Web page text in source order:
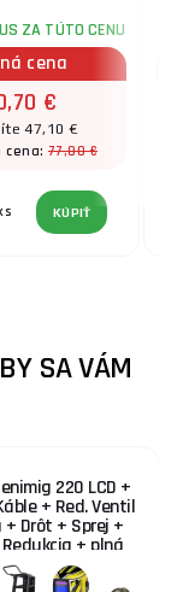
ZA TÚTO CENU
cena
€
47,10 €
cena: 77,80 €
KÚPIŤ
SA VÁM
220 LCD +
+ Red. Ventil
+ Drôt + Sprej +
+ plná
Fľaša Co2